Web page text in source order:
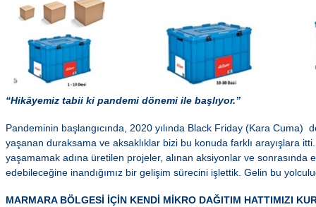
“Hikâyemiz tabii ki pandemi dönemi ile başlıyor.”
Pandeminin başlangıcında, 2020 yılında Black Friday (Kara Cuma)
yaşanan duraksama ve aksaklıklar bizi bu konuda farklı arayışlara
yaşamamak adına üretilen projeler, alınan aksiyonlar ve sonrasında
edebileceğine inandığımız bir gelişim sürecini işlettik. Gelin bu
MARMARA BÖLGESİ İÇİN KENDİ MİKRO DAĞITIM HATTIMIZI